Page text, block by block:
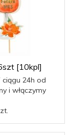
[10kpl]
24h od
i włączymy